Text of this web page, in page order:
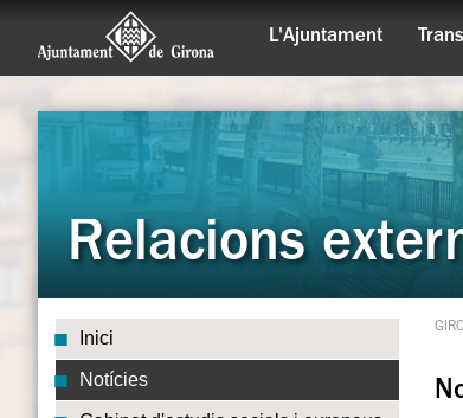
L'Ajuntament
Relacions
Inici
Notícies